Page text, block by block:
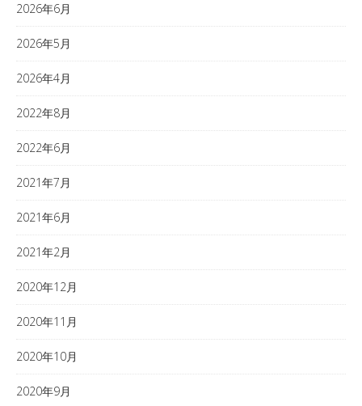
2026年6月
2026年5月
2026年4月
2022年8月
2022年6月
2021年7月
2021年6月
2021年2月
2020年12月
2020年11月
2020年10月
2020年9月